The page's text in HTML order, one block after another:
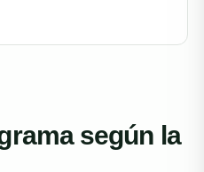
según la